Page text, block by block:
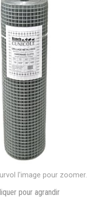
l'image pour zoomer.
pour agrandir